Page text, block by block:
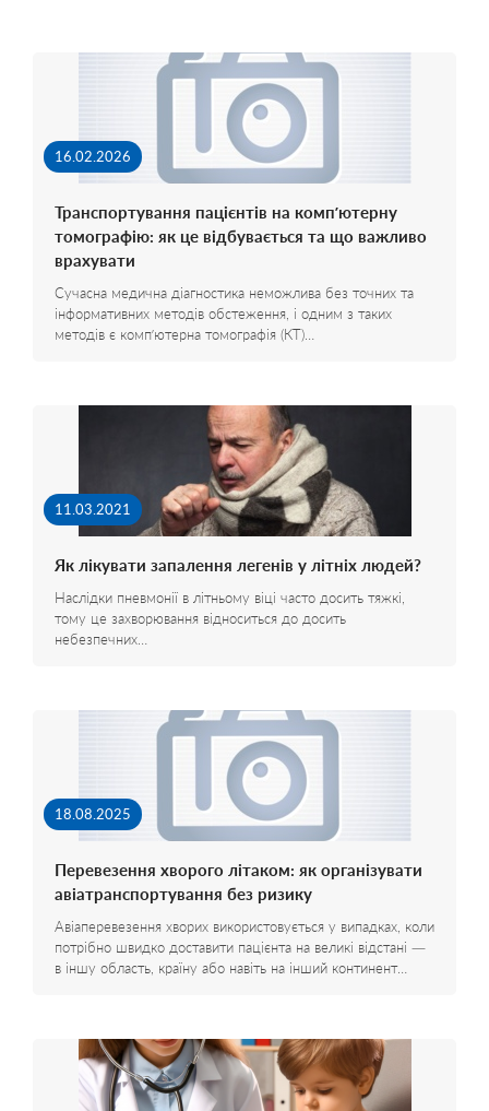
16.02.2026
Транспортування пацієнтів на комп’ютерну
томографію: як це відбувається та що важливо
врахувати
Сучасна медична діагностика неможлива без точних та
інформативних методів обстеження, і одним з таких
методів є комп’ютерна томографія (КТ)…
11.03.2021
Як лікувати запалення легенів у літніх людей?
Наслідки пневмонії в літньому віці часто досить тяжкі,
тому це захворювання відноситься до досить
небезпечних…
18.08.2025
Перевезення хворого літаком: як організувати
авіатранспортування без ризику
Авіаперевезення хворих використовується у випадках, коли
потрібно швидко доставити пацієнта на великі відстані —
в іншу область, країну або навіть на інший континент…